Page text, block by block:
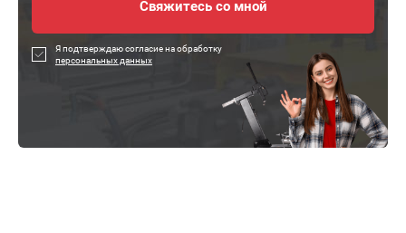
Я подтверждаю согласие на обработку
персональных данных